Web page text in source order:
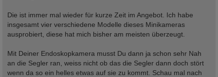
Die ist immer mal wieder für kurze Zeit im Angebot. Ich habe
insgesamt vier verschiedene Modelle dieses Minikameras
ausprobiert, diese hat mich bisher am meisten überzeugt.
Mit Deiner Endoskopkamera musst Du dann ja schon sehr Nah
an die Segler ran, weiss nicht ob das die Segler dann doch stört
wenn da so ein helles etwas auf sie zu kommt. Schau mal nach